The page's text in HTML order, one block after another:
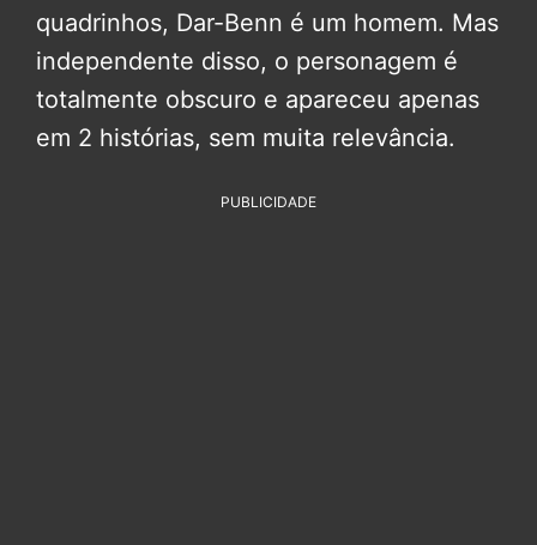
quadrinhos, Dar-Benn é um homem. Mas
independente disso, o personagem é
totalmente obscuro e apareceu apenas
em 2 histórias, sem muita relevância.
PUBLICIDADE